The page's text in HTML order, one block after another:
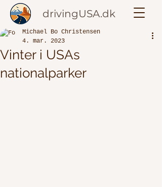
drivingUSA.dk
Vinter i USAs
nationalparker
Michael Bo Christensen
4. mar. 2023